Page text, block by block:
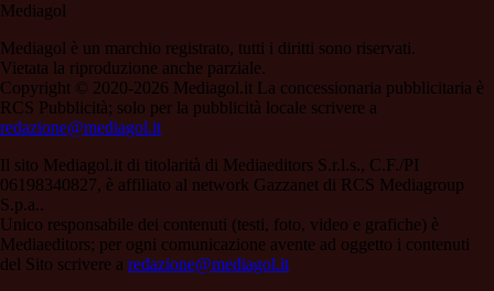
Mediagol
Mediagol è un marchio registrato, tutti i diritti sono riservati.
Vietata la riproduzione anche parziale.
Copyright © 2020-2026 Mediagol.it La concessionaria pubblicitaria è
RCS Pubblicità; solo per la pubblicità locale scrivere a
redazione@mediagol.it
Il sito Mediagol.it di titolarità di Mediaeditors S.r.l.s., C.F./PI
06198340827, è affiliato al network Gazzanet di RCS Mediagroup
S.p.a..
Unico responsabile dei contenuti (testi, foto, video e grafiche) è
Mediaeditors; per ogni comunicazione avente ad oggetto i contenuti
del Sito scrivere a redazione@mediagol.it